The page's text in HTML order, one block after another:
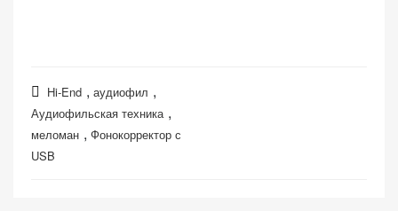
Hi-End , аудиофил ,
Аудиофильская техника ,
меломан , Фонокорректор с
USB